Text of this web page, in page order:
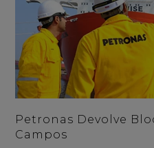
Petronas Devolve
Campos